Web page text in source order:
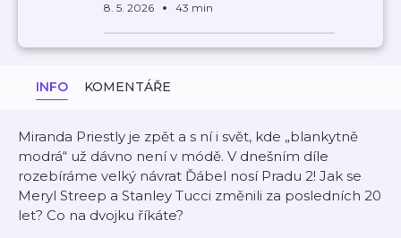
8. 5. 2026 43 min
INFO KOMENTÁŘE
Miranda Priestly je zpět a s ní i svět, kde „blankytně
modrá“ už dávno není v módě. V dnešním díle
rozebíráme velký návrat Ďábel nosí Pradu 2! Jak se
Meryl Streep a Stanley Tucci změnili za posledních 20
let? Co na dvojku říkáte?